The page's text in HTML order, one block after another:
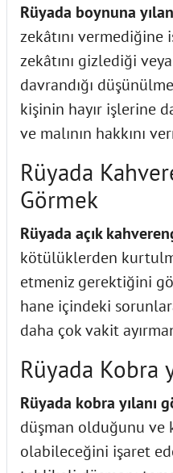
Rüyada boynuna
zekâtını vermediğine
zekâtını gizlediği
davrandığı
kişinin hayır işlerine
ve malının hakkını
Rüyada
Görmek
Rüyada açık
kötülüklerden
etmeniz gerektiğini
hane içindeki
daha çok vakit
Rüyada Kobra
Rüyada kobra yılanı
düşman olduğunu ve
olabileceğini işaret